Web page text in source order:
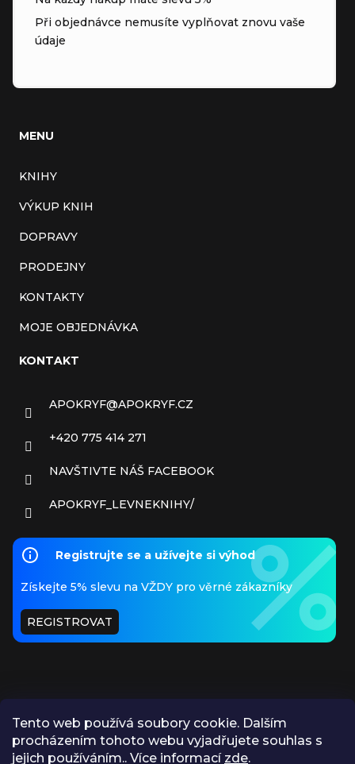
Tento web používá soubory cookie. Dalším
procházením tohoto webu vyjadřujete souhlas s
jejich používáním.. Více informací zde.
Při objednávce nemusíte vyplňovat znovu vaše
údaje
MENU
KNIHY
VÝKUP KNIH
DOPRAVY
PRODEJNY
KONTAKTY
MOJE OBJEDNÁVKA
KONTAKT
APOKRYF@APOKRYF.CZ
+420 775 414 271
NAVŠTIVTE NÁŠ FACEBOOK
APOKRYF_LEVNEKNIHY/
Registrujte se a užívejte si výhod
Získejte 5% slevu na VŽDY pro věrné zákazníky
REGISTROVAT
PŘIJÍMÁME ONLINE PLATBY